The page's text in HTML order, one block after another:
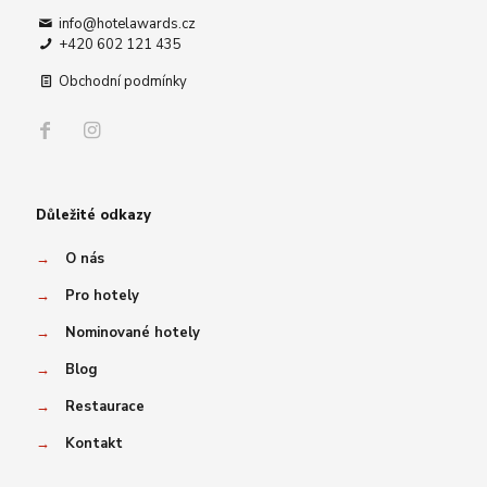
info@hotelawards.cz
+420 602 121 435
Obchodní podmínky
Důležité odkazy
→
O nás
→
Pro hotely
→
Nominované hotely
→
Blog
→
Restaurace
→
Kontakt